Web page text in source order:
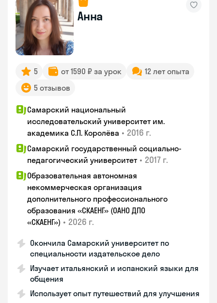
Анна
5 от 1590 ₽ за урок
12 лет опыта
5 отзывов
Самарский национальный
исследовательский университет им.
академика С.П. Королёва • 2016 г.
Самарский государственный социально-
педагогический университет • 2017 г.
Образовательная автономная
некоммерческая организация
дополнительного профессионального
образования «СКАЕНГ» (ОАНО ДПО
«СКАЕНГ») • 2026 г.
Окончила Самарский университет по
специальности издательское дело
Изучает итальянский и испанский языки для
общения
Использует опыт путешествий для улучшения